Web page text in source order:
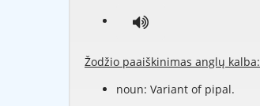
Žodžio paaiškinimas anglų kalba:
noun: Variant of pipal.